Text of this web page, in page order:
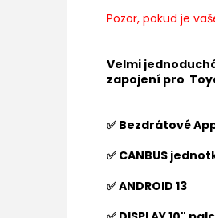
Pozor, pokud je
Velmi
zapojení pro
✅ Bezdrátové
✅ CANBUS
✅ ANDROID 13